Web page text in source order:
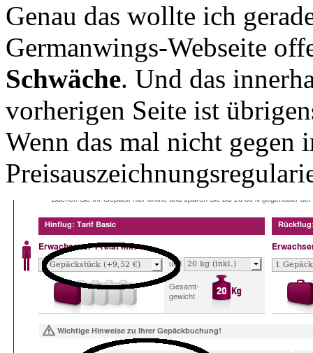
Genau das wollte ich
Germanwings-Webseite
Schwäche. Und das
vorherigen Seite ist
Wenn das mal nicht gegen